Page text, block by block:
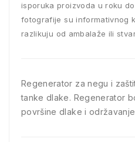
isporuka proizvoda u roku
fotografije su informativnog
razlikuju od ambalaže ili
Regenerator za negu i
tanke dlake. Regenerator
površine dlake i